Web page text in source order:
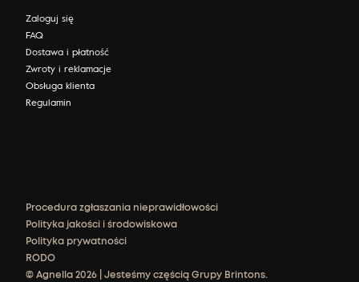
Zaloguj się
FAQ
Dostawa i płatność
Zwroty i reklamacje
Obsługa klienta
Regulamin
Procedura zgłaszania nieprawidłowości
Polityka jakości i środowiskowa
Polityka prywatności
RODO
© Agnella 2026 | Jesteśmy częścią Grupy Brintons.